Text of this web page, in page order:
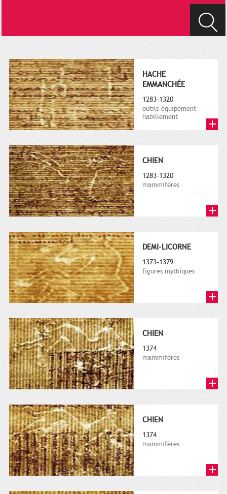
HACHE
EMMANCHÉE
1283-1320
outils-équipement-
habillement
CHIEN
1283-1320
mammifères
DEMI-LICORNE
1373-1379
figures mythiques
CHIEN
1374
mammifères
CHIEN
1374
mammifères